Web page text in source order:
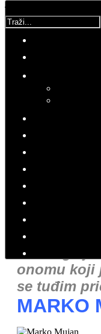
Traži...
Molimo ocijenite
BOJOVNIKA
Istinskom
od svega
onomu koji
se tuđim
MARKO